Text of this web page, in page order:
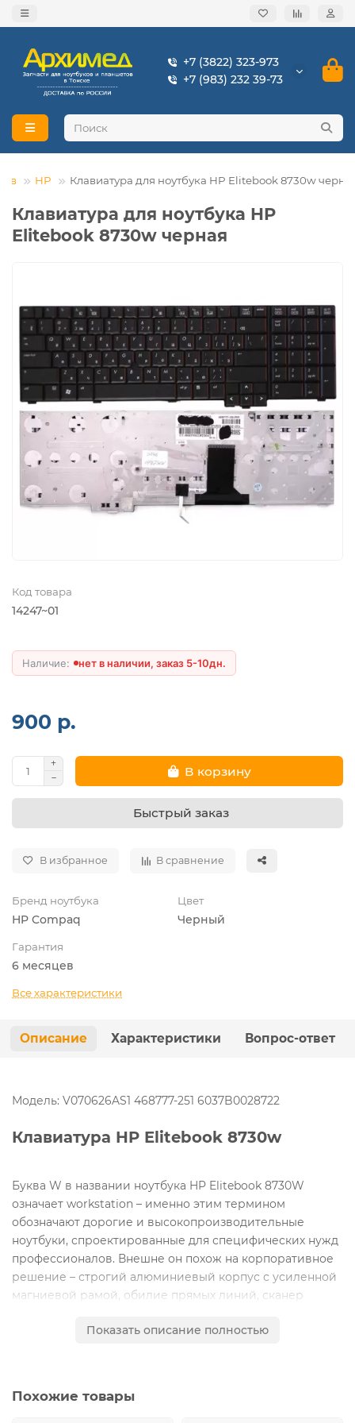
+7 (3822) 323-973
+7 (983) 232 39-73
HP Клавиатура для ноутбука HP Elitebook 8730w
Клавиатура для ноутбука HP
Elitebook 8730w черная
Код товара
14247~01
нет в наличии, заказ 5-10дн.
900 р.
В корзину
Быстрый заказ
В избранное В сравнение
Бренд ноутбука
HP Compaq
Цвет
Черный
Гарантия
6 месяцев
Все характеристики
Описание Характеристики Вопрос-ответ
Модель: V070626AS1 468777-251 6037B0028722
Клавиатура HP Elitebook 8730w
Буква W в названии ноутбука HP Elitebook 8730W
означает workstation – именно этим термином
обозначают дорогие и высокопроизводительные
ноутбуки, спроектированные для специфических нужд
профессионалов. Внешне он похож на корпоративное
решение – строгий алюминиевый корпус с усиленной
магниевой рамой, обилие прямых линий, сканер
станции и великолепное качество исполнения. Но
полезны CAD-программистам, дизайнерам , 3D-
Показать описание полностью
Похожие товары